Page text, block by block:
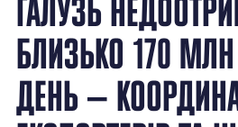
ГАЛУЗЬ
БЛИЗЬКО 170
ДЕНЬ —